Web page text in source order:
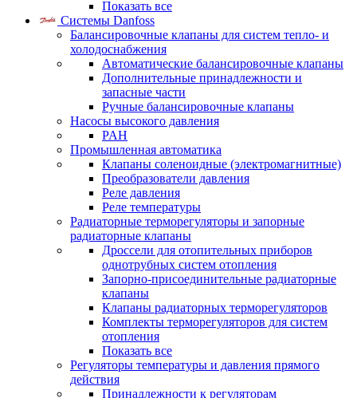
Показать все
Системы Danfoss
Балансировочные клапаны для систем тепло- и
холодоснабжения
Автоматические балансировочные клапаны
Дополнительные принадлежности и
запасные части
Ручные балансировочные клапаны
Насосы высокого давления
PAH
Промышленная автоматика
Клапаны соленоидные (электромагнитные)
Преобразователи давления
Реле давления
Реле температуры
Радиаторные терморегуляторы и запорные
радиаторные клапаны
Дроссели для отопительных приборов
однотрубных систем отопления
Запорно-присоединительные радиаторные
клапаны
Клапаны радиаторных терморегуляторов
Комплекты терморегуляторов для систем
отопления
Показать все
Регуляторы температуры и давления прямого
действия
Принадлежности к регуляторам